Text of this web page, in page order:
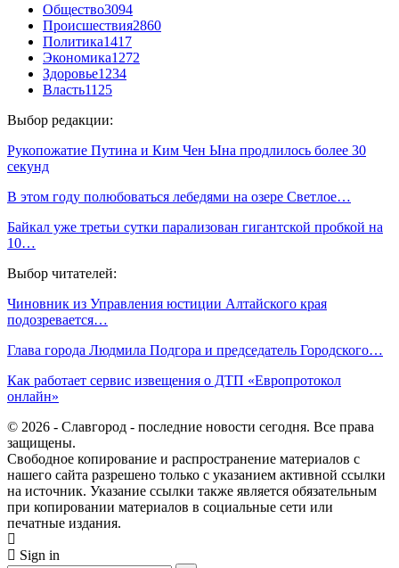
Общество3094
Происшествия2860
Политика1417
Экономика1272
Здоровье1234
Власть1125
Выбор редакции:
Рукопожатие Путина и Ким Чен Ына продлилось более 30
секунд
В этом году полюбоваться лебедями на озере Светлое…
Байкал уже третьи сутки парализован гигантской пробкой на
10…
Выбор читателей:
Чиновник из Управления юстиции Алтайского края
подозревается…
Глава города Людмила Подгора и председатель Городского…
Как работает сервис извещения о ДТП «Европротокол
онлайн»
© 2026 - Славгород - последние новости сегодня. Все права
защищены.
Свободное копирование и распространение материалов с
нашего сайта разрешено только с указанием активной ссылки
на источник. Указание ссылки также является обязательным
при копировании материалов в социальные сети или
печатные издания.
Sign in